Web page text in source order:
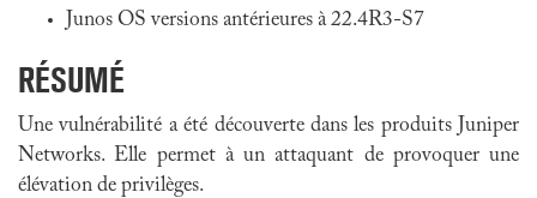
Junos OS versions antérieures à 22.4R3-S7
RÉSUMÉ
Une vulnérabilité a été découverte dans les produits Juniper
Networks. Elle permet à un attaquant de provoquer une
élévation de privilèges.